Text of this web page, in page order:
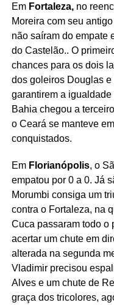
Em Fortaleza,no
Moreira com seu
não saíram do empate
do Castelão.. O
chances para os dois
dos goleiros Douglas
garantirem a
Bahia chegou a
o Ceará se manteve
conquistados.
Em Florianópolis, o
empatou por 0 a 0. Já
Morumbi consiga um
contra o Fortaleza, na
Cuca passaram todo o
acertar um chute em
alterada na segunda
Vladimir precisou
Alves e um chute de
graça dos tricolores,